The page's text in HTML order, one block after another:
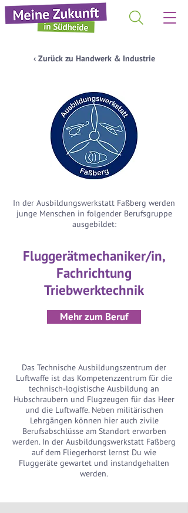
‹ Zurück zu Handwerk & Industrie
In der Ausbildungswerkstatt Faßberg werden
junge Menschen in folgender Berufsgruppe
ausgebildet:
Fluggerätmechaniker/in,
Fachrichtung
Triebwerktechnik
Mehr zum Beruf
Das Technische Ausbildungszentrum der
Luftwaffe ist das Kompetenzzentrum für die
technisch-logistische Ausbildung an
Hubschraubern und Flugzeugen für das Heer
und die Luftwaffe. Neben militärischen
Lehrgängen können hier auch zivile
Berufsabschlüsse am Standort erworben
werden. In der Ausbildungswerkstatt Faßberg
auf dem Fliegerhorst lernst Du wie
Fluggeräte gewartet und instandgehalten
werden.